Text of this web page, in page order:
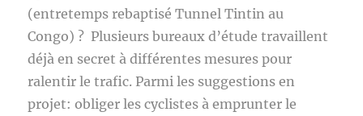
(entretemps rebaptisé Tunnel Tintin au
Congo) ? Plusieurs bureaux d’étude travaillent
déjà en secret à différentes mesures pour
ralentir le trafic. Parmi les suggestions en
projet: obliger les cyclistes à emprunter le